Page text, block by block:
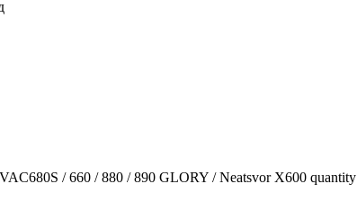
/ 660 / 880 / 890 GLORY / Neatsvor X600 quantity